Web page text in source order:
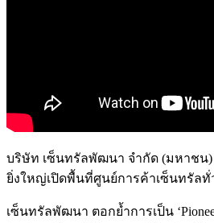
บริษัท เซ็นทรัลพัฒนา จำกัด (มหาชน)
ยิ่งใหญ่เปิดพื้นที่ศูนย์การค้าเซ็นทรัลทั่วป
เซ็นทรัลพัฒนา ตอกย้ำการเป็น